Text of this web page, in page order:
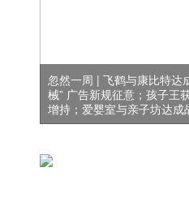
忽然一周 | 飞鹤与康比特达
械” 广告新规征意；孩子王
增持；爱婴室与亲子坊达成